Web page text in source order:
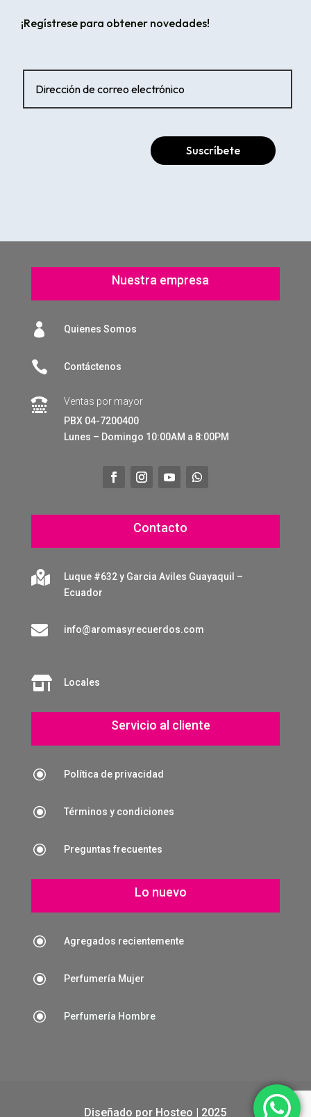
¡Regístrese para obtener novedades!
Suscríbete
Nuestra empresa
 Quienes Somos
 Contáctenos

Ventas por mayor
PBX 04-7200400
Lunes – Domingo 10:00AM a 8:00PM
Contacto

Luque #632 y Garcia Aviles Guayaquil –
Ecuador
 info@aromasyrecuerdos.com
 Locales
Servicio al cliente
\ Política de privacidad
\ Términos y condiciones
\ Preguntas frecuentes
Lo nuevo
\ Agregados recientemente
\ Perfumería Mujer
\ Perfumería Hombre
Diseñado por Hosteo | 2025